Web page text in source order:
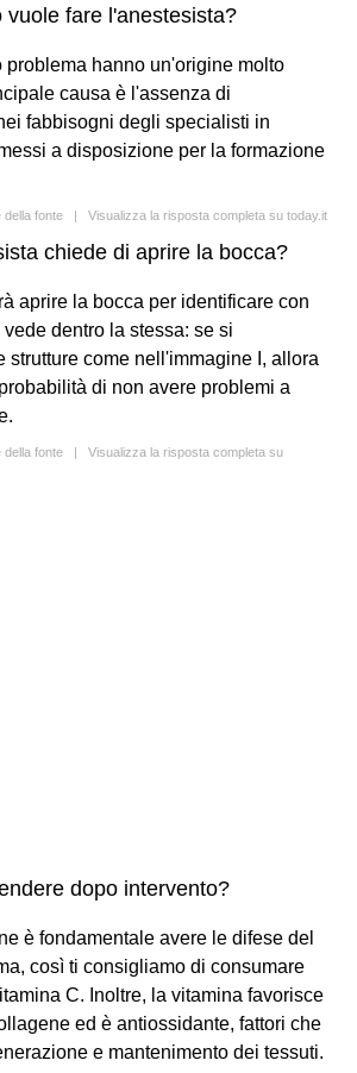
vuole fare l'anestesista?
problema hanno un'origine molto
causa è l'assenza di
fabbisogni degli specialisti in
a disposizione per la formazione
della fonte | Visualizza la risposta completa su today.it
chiede di aprire la bocca?
aprire la bocca per identificare con
dentro la stessa: se si
strutture come nell'immagine I, allora
di non avere problemi a
della fonte | Visualizza la risposta completa su
dopo intervento?
è fondamentale avere le difese del
così ti consigliamo di consumare
C. Inoltre, la vitamina favorisce
ed è antiossidante, fattori che
e mantenimento dei tessuti.